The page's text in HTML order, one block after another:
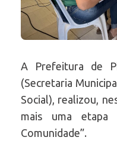
A Prefeitura de
(Secretaria
Social), realizou,
mais uma etapa
Comunidade”.